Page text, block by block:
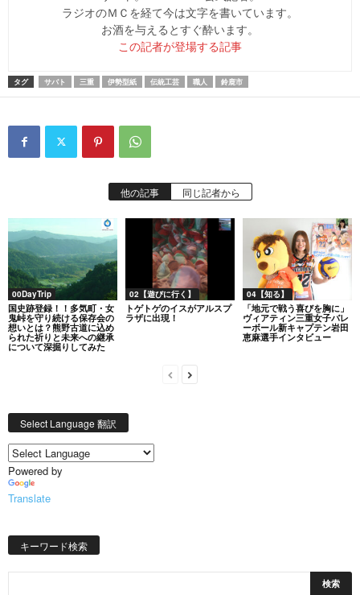
ラジオのＭＣを経て今は文字を書いています。
お酒を与えるとすぐ酔います。
この記者が登場する記事
タグ サバト 三重 伊勢型紙 伝統工芸 職人 鈴鹿市
他の記事 同じ記者から
00DayTrip
国史跡登録！！多気町・女
鬼峠を守り続ける保存会の
想いとは？熊野古道に込め
られた祈りと未来への継承
について深掘りしてみた
02【遊びに行く】
トゲトゲのイスがアルスプ
ラザに出現！
04【知る】
「地元で戦う喜びを胸に」
ヴィアティン三重女子バレ
ーボール新キャプテン岩田
恵麻選手インタビュー
Select Language 翻訳
Powered by
Translate
キーワード検索